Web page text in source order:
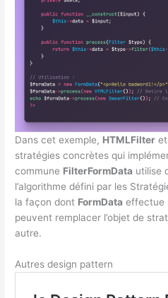
Dans cet exemple, HTMLFilter
stratégies concrètes qui
commune FilterFormData utilise
l’algorithme défini par les
la façon dont FormData effectue
peuvent remplacer l’objet de
autre.
Autres design pattern